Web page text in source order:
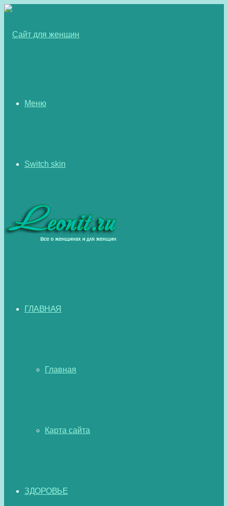
Меню
Switch skin
ГЛАВНАЯ
Главная
Карта сайта
ЗДОРОВЬЕ